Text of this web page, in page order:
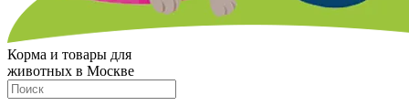
Корма и товары для
животных в Москве